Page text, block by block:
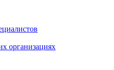
организациях